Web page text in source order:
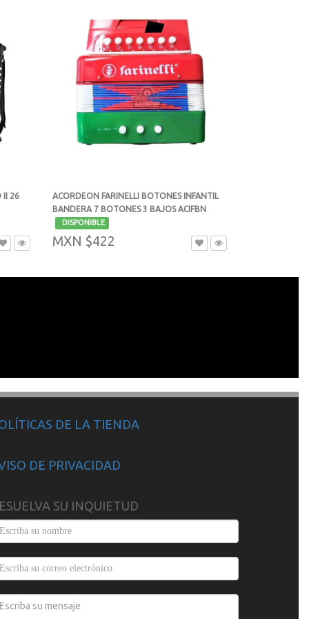
II 26
ACORDEON FARINELLI BOTONES INFANTIL
BANDERA 7 BOTONES 3 BAJOS ACIFBN
DISPONIBLE
MXN $422
DE LA TIENDA
DE PRIVACIDAD
SU INQUIETUD